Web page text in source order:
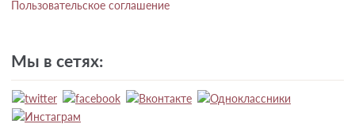
Пользовательское соглашение
Мы в сетях: